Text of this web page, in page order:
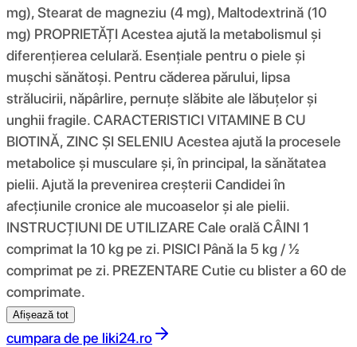
mg), Stearat de magneziu (4 mg), Maltodextrină (10
mg) PROPRIETĂȚI Acestea ajută la metabolismul și
diferențierea celulară. Esențiale pentru o piele și
mușchi sănătoși. Pentru căderea părului, lipsa
strălucirii, năpârlire, pernuțe slăbite ale lăbuțelor și
unghii fragile. CARACTERISTICI VITAMINE B CU
BIOTINĂ, ZINC ȘI SELENIU Acestea ajută la procesele
metabolice și musculare și, în principal, la sănătatea
pielii. Ajută la prevenirea creșterii Candidei în
afecțiunile cronice ale mucoaselor și ale pielii.
INSTRUCȚIUNI DE UTILIZARE Cale orală CÂINI 1
comprimat la 10 kg pe zi. PISICI Până la 5 kg / ½
comprimat pe zi. PREZENTARE Cutie cu blister a 60 de
comprimate.
Afișează tot
cumpara de pe liki24.ro